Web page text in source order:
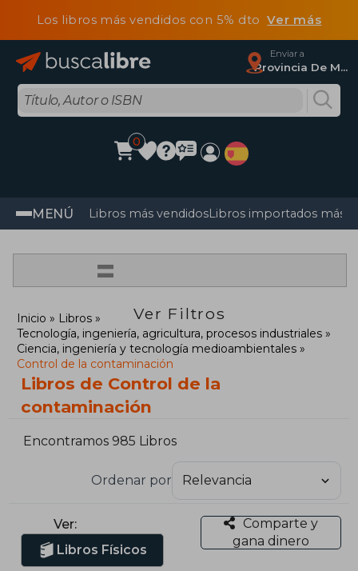
Los libros más vendidos con 5% dtoVer más
Enviar a
Provincia De Madrid
0
MENÚ Libros más vendidosLibros importados más
=
Ver Filtros
Inicio
Libros
Tecnología, ingeniería, agricultura, procesos industriales
Ciencia, ingeniería y tecnología medioambientales
Control de la contaminación
Libros de Control de la
contaminación
Encontramos 985 Libros
Ordenar por
Ver:
Libros Físicos
Comparte y
gana dinero